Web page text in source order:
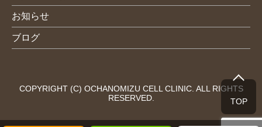
お知らせ
ブログ
COPYRIGHT (C) OCHANOMIZU CELL CLINIC. ALL RIGHTS
RESERVED.
TOP